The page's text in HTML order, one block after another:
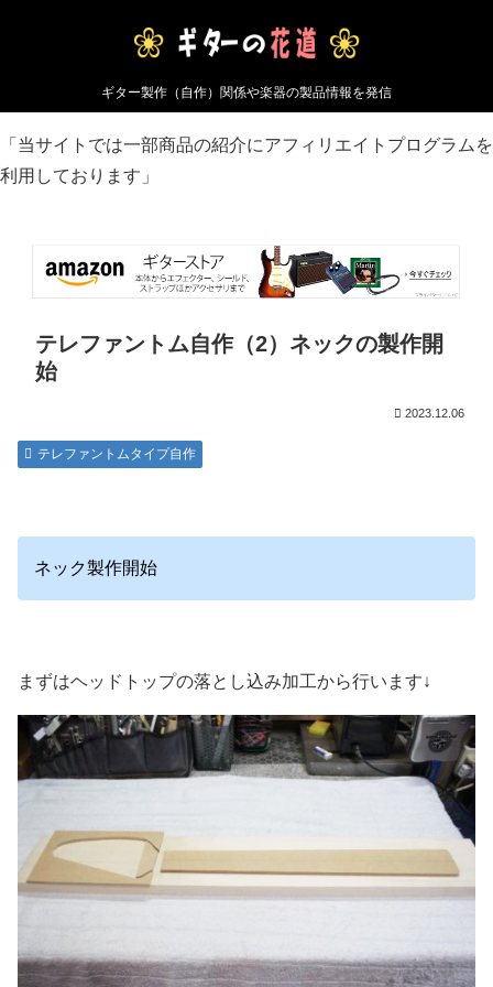
ギター製作（自作）関係や楽器の製品情報を発信
「当サイトでは一部商品の紹介にアフィリエイトプログラムを
利用しております」
テレファントム自作（2）ネックの製作開
始
2023.12.06
テレファントムタイプ自作
ネック製作開始
まずはヘッドトップの落とし込み加工から行います↓